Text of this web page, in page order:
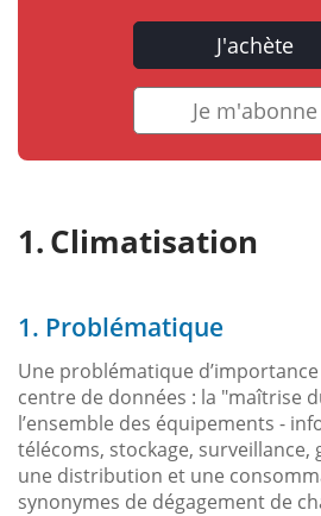
J'achète
Je m'abonne
Climatisation
1. Problématique
Une problématique
centre de données : la "maîtrise
l’ensemble des équipements -
télécoms, stockage,
une distribution et une
synonymes de dégagement de